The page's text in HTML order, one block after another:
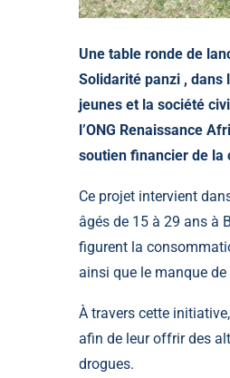
Une table ronde de
Solidarité panzi , dans
jeunes et la société
l’ONG Renaissance
soutien financier de la
Ce projet intervient
âgés de 15 à 29 ans à
figurent la
ainsi que le manque
À travers cette
afin de leur offrir des
drogues.